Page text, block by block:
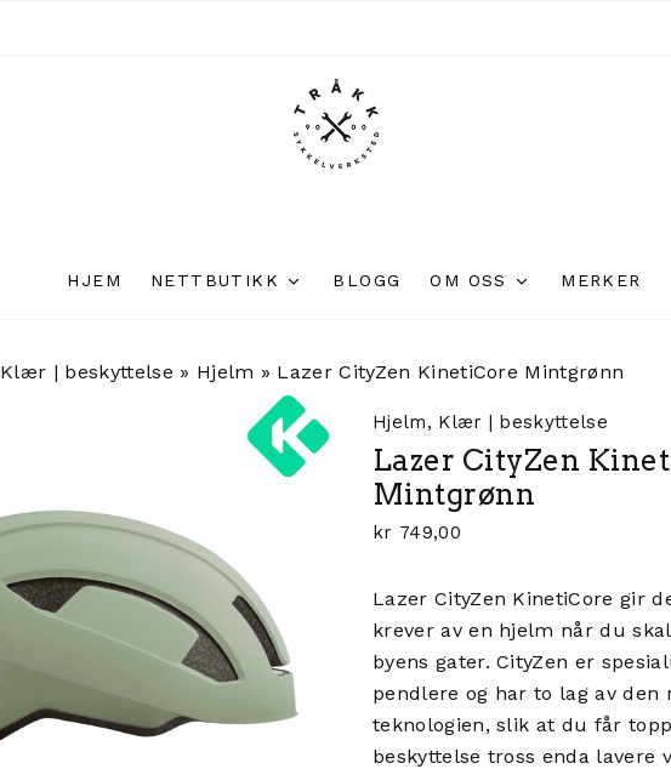
HJEM NETTBUTIKK BLOGG OM OSS MERKER
Klær | beskyttelse » Hjelm » Lazer CityZen KinetiCore Mintgrønn
Hjelm, Klær | beskyttelse
Lazer CityZen
Mintgrønn
kr 749,00
Lazer CityZen KinetiCore gir
krever av en hjelm når du
byens gater. CityZen er
pendlere og har to lag av den
teknologien, slik at du får
beskyttelse tross enda lavere